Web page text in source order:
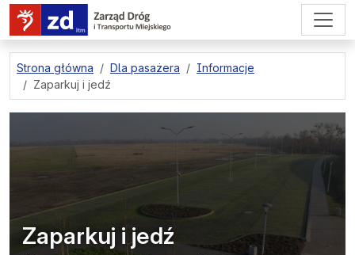
przejdź do treści strony
Strona główna Dla pasażera
Informacje
Zaparkuj i jedź
Zaparkuj i jedź